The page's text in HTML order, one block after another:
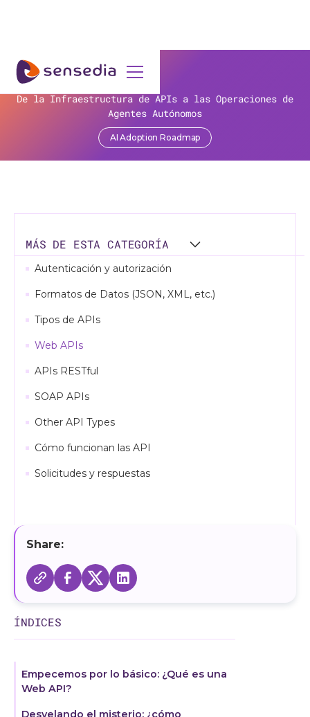
La eficiencia no paga las cuentas: la paradoja de
la IA en las organizaciones!
Obtener contenido
De la Infraestructura de APIs a las Operaciones de
Agentes Autónomos
AI Adoption Roadmap
Web APIs
Web APIs
MÁS DE ESTA CATEGORÍA
Autenticación y autorización
Formatos de Datos (JSON, XML, etc.)
Tipos de APIs
Web APIs
APIs RESTful
SOAP APIs
Other API Types
Cómo funcionan las API
Solicitudes y respuestas
Share:
ÍNDICES
Empecemos por lo básico: ¿Qué es una
Web API?
Desvelando el misterio: ¿cómo